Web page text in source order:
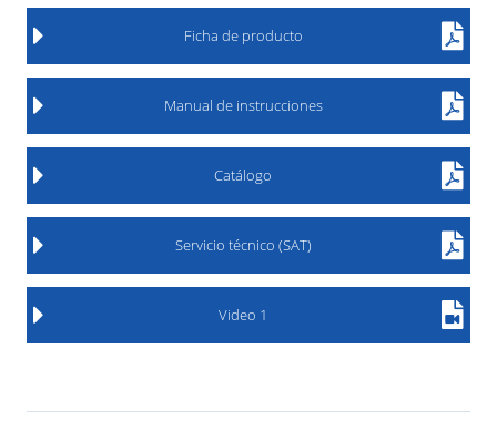
Ficha de producto
Manual de instrucciones
Catálogo
Servicio técnico (SAT)
Video 1